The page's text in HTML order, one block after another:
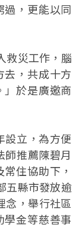
過，更能以同
救災工作，腦
，共成十方
於是廣邀商
設立，為方便
推薦陳碧月
住協助下，
五縣市發放逾
念，舉行社區
金等慈善事